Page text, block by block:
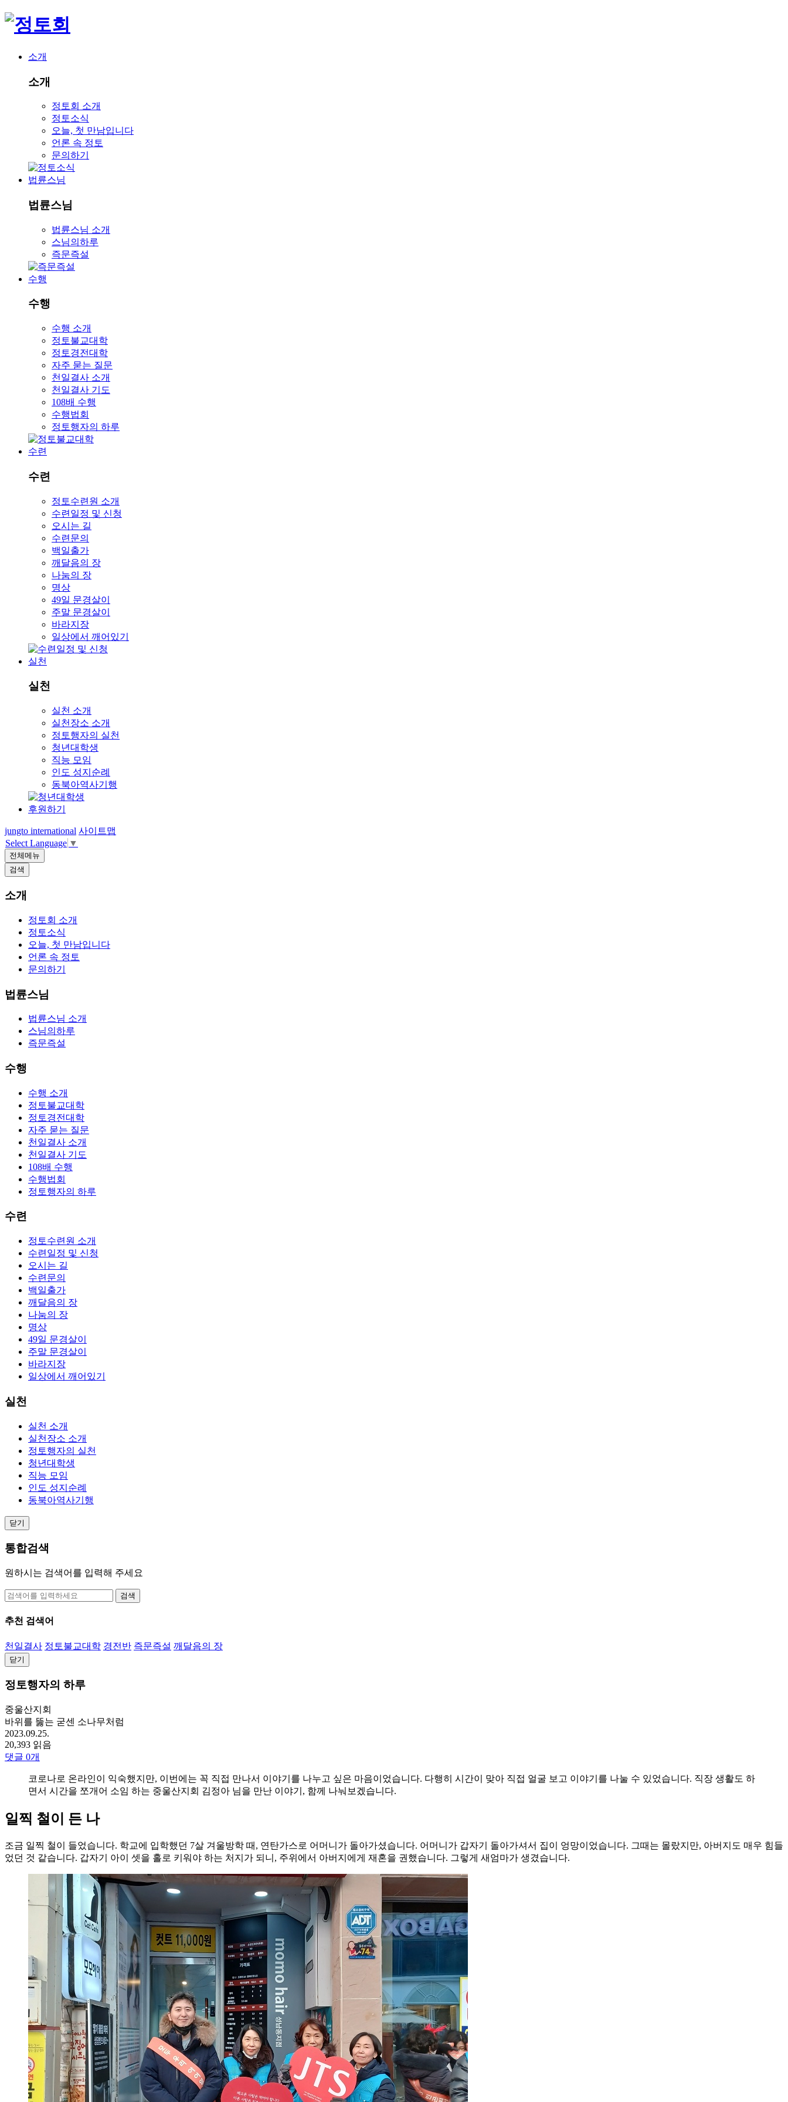
소개
소개
정토회 소개
정토소식
오늘, 첫 만남입니다
언론 속 정토
문의하기
법륜스님
법륜스님
법륜스님 소개
스님의하루
즉문즉설
수행
수행
수행 소개
정토불교대학
정토경전대학
자주 묻는 질문
천일결사 소개
천일결사 기도
108배 수행
수행법회
정토행자의 하루
수련
수련
정토수련원 소개
수련일정 및 신청
오시는 길
수련문의
백일출가
깨달음의 장
나눔의 장
명상
49일 문경살이
주말 문경살이
바라지장
일상에서 깨어있기
실천
실천
실천 소개
실천장소 소개
정토행자의 실천
청년대학생
직능 모임
인도 성지순례
동북아역사기행
후원하기
jungto international 사이트맵
Select Language ▼
전체메뉴
검색
소개
정토회 소개
정토소식
오늘, 첫 만남입니다
언론 속 정토
문의하기
법륜스님
법륜스님 소개
스님의하루
즉문즉설
수행
수행 소개
정토불교대학
정토경전대학
자주 묻는 질문
천일결사 소개
천일결사 기도
108배 수행
수행법회
정토행자의 하루
수련
정토수련원 소개
수련일정 및 신청
오시는 길
수련문의
백일출가
깨달음의 장
나눔의 장
명상
49일 문경살이
주말 문경살이
바라지장
일상에서 깨어있기
실천
실천 소개
실천장소 소개
정토행자의 실천
청년대학생
직능 모임
인도 성지순례
동북아역사기행
닫기
통합검색
원하시는 검색어를 입력해 주세요
검색
추천 검색어
천일결사 정토불교대학 경전반 즉문즉설 깨달음의 장
닫기
정토행자의 하루
중울산지회
바위를 뚫는 굳센 소나무처럼
2023.09.25.
20,393 읽음
댓글 0개
코로나로 온라인이 익숙했지만, 이번에는 꼭 직접 만나서 이야기를 나누고 싶은 마음이었습니다. 다행히 시간이 맞아 직접 얼굴 보고 이야기를 나눌 수 있었습니다. 직장 생활도 하
면서 시간을 쪼개어 소임 하는 중울산지회 김정아 님을 만난 이야기, 함께 나눠보겠습니다.
일찍 철이 든 나
조금 일찍 철이 들었습니다. 학교에 입학했던 7살 겨울방학 때, 연탄가스로 어머니가 돌아가셨습니다. 어머니가 갑자기 돌아가셔서 집이 엉망이었습니다. 그때는 몰랐지만, 아버지도 매우 힘들
었던 것 같습니다. 갑자기 아이 셋을 홀로 키워야 하는 처지가 되니, 주위에서 아버지에게 재혼을 권했습니다. 그렇게 새엄마가 생겼습니다.